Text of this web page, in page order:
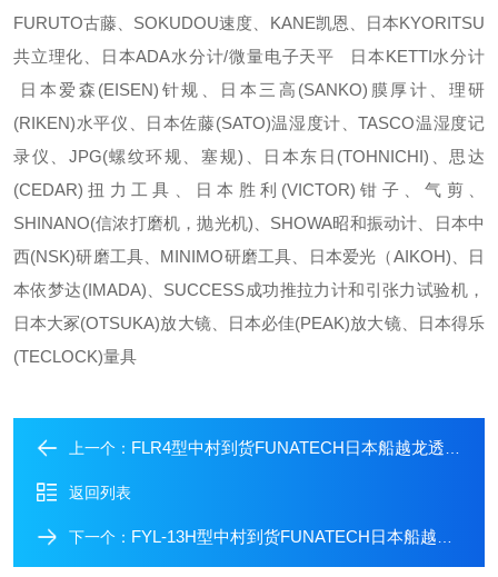
FURUTO古藤、SOKUDOU速度、KANE凯恩、日本KYORITSU
共立理化、日本ADA水分计/微量电子天平 日本KETTI水分计
日本爱森(EISEN)针规、日本三高(SANKO)膜厚计、理研
(RIKEN)水平仪、日本佐藤(SATO)温湿度计、TASCO温湿度记
录仪、JPG(螺纹环规、塞规)、日本东日(TOHNICHI)、思达
(CEDAR)扭力工具、日本胜利(VICTOR)钳子、气剪、
SHINANO(信浓打磨机，抛光机)、SHOWA昭和振动计、日本中
西(NSK)研磨工具、MINIMO研磨工具、日本爱光（AIKOH)、日
本依梦达(IMADA)、SUCCESS成功推拉力计和引张力试验机，
日本大冢(OTSUKA)放大镜、日本必佳(PEAK)放大镜、日本得乐
(TECLOCK)量具
上一个： FLR4型中村到货FUNATECH日本船越龙透射光检查灯
返回列表
下一个： FYL-13H型中村到货FUNATECH日本船越龙目视检查灯